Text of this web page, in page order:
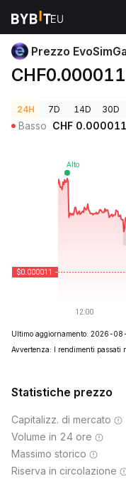
Prezzi Crypto
Prezzo
24H 7D 14D 30D
Basso CHF 0.000011
Ultimo aggiornamento: 2026-
Avvertenza: I rendimenti
Statistiche prezzo
Capitalizz. di mercato
Volume in 24 ore
Massimo storico
Riserva in circolazione